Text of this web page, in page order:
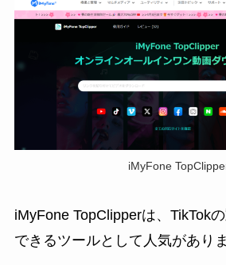
iMyFone
iMyFone TopClipperは、TikTok
できるツールとして人気がありま